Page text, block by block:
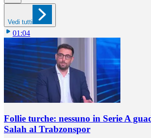
Vedi tutti
01:04
Follie turche: nessuno in Serie A
Salah al Trabzonspor